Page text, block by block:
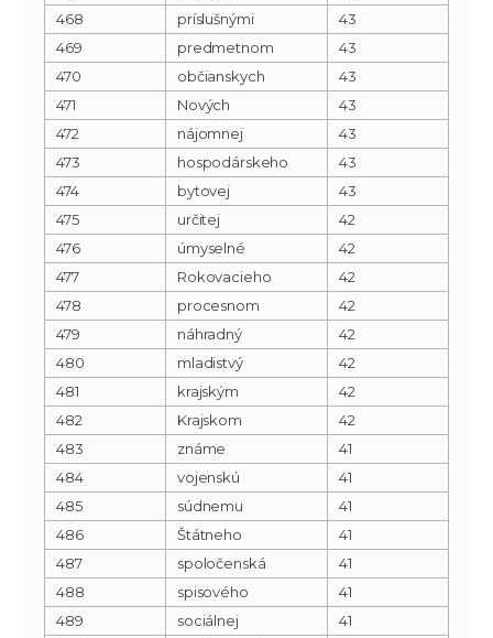
468
príslušnými
43
469
predmetnom
43
470
občianskych
43
471
Nových
43
472
nájomnej
43
473
hospodárskeho
43
474
bytovej
43
475
určitej
42
476
úmyselné
42
477
Rokovacieho
42
478
procesnom
42
479
náhradný
42
480
mladistvý
42
481
krajským
42
482
Krajskom
42
483
známe
41
484
vojenskú
41
485
súdnemu
41
486
Štátneho
41
487
spoločenská
41
488
spisového
41
489
sociálnej
41